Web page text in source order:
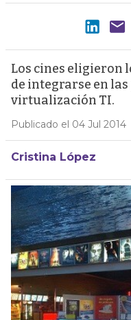
Los cines eligieron
de integrarse en
virtualización TI.
Publicado el 04 Jul 2014
Cristina López